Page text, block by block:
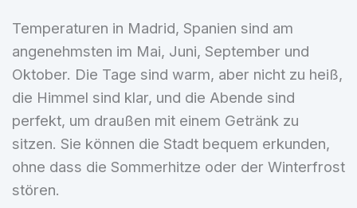
Temperaturen in Madrid, Spanien sind am
angenehmsten im Mai, Juni, September und
Oktober. Die Tage sind warm, aber nicht zu heiß,
die Himmel sind klar, und die Abende sind
perfekt, um draußen mit einem Getränk zu
sitzen. Sie können die Stadt bequem erkunden,
ohne dass die Sommerhitze oder der Winterfrost
stören.